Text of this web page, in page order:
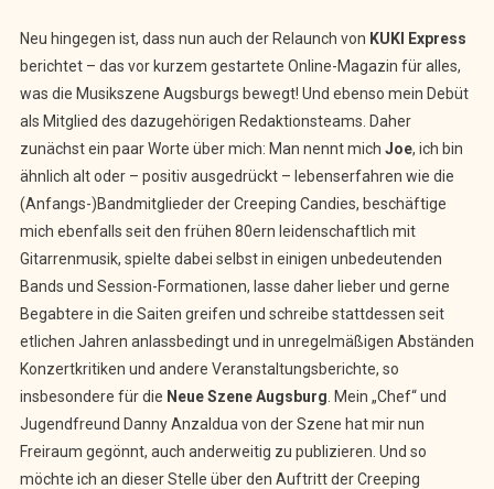
Neu hingegen ist, dass nun auch der Relaunch von KUKI Express
berichtet – das vor kurzem gestartete Online-Magazin für alles,
was die Musikszene Augsburgs bewegt! Und ebenso mein Debüt
als Mitglied des dazugehörigen Redaktionsteams. Daher
zunächst ein paar Worte über mich: Man nennt mich Joe, ich bin
ähnlich alt oder – positiv ausgedrückt – lebenserfahren wie die
(Anfangs-)Bandmitglieder der Creeping Candies, beschäftige
mich ebenfalls seit den frühen 80ern leidenschaftlich mit
Gitarrenmusik, spielte dabei selbst in einigen unbedeutenden
Bands und Session-Formationen, lasse daher lieber und gerne
Begabtere in die Saiten greifen und schreibe stattdessen seit
etlichen Jahren anlassbedingt und in unregelmäßigen Abständen
Konzertkritiken und andere Veranstaltungsberichte, so
insbesondere für die Neue Szene Augsburg . Mein „Chef“ und
Jugendfreund Danny Anzaldua von der Szene hat mir nun
Freiraum gegönnt, auch anderweitig zu publizieren. Und so
möchte ich an dieser Stelle über den Auftritt der Creeping